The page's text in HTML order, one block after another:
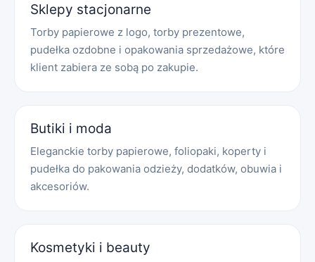
Sklepy stacjonarne
Torby papierowe z logo, torby prezentowe,
pudełka ozdobne i opakowania sprzedażowe, które
klient zabiera ze sobą po zakupie.
Butiki i moda
Eleganckie torby papierowe, foliopaki, koperty i
pudełka do pakowania odzieży, dodatków, obuwia i
akcesoriów.
Kosmetyki i beauty